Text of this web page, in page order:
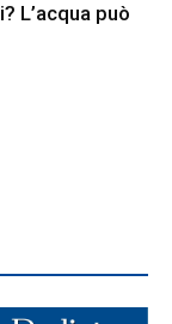
L’acqua può